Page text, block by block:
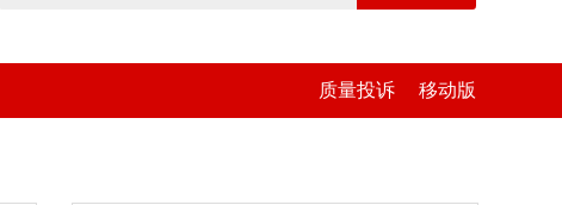
质量投诉 移动版